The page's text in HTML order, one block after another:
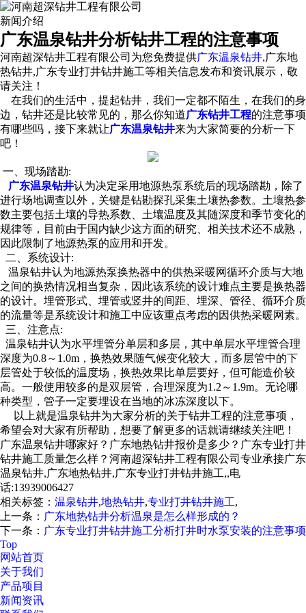
新闻介绍
广东温泉钻井分析钻井工程的注意事项
河南超深钻井工程有限公司为您免费提供广东温泉钻井,广东地
热钻井,广东专业打井钻井施工等相关信息发布和资讯展示，敬
请关注！
在我们的生活中，提起钻井，我们一定都不陌生，在我们的身
边，钻井还是比较常见的，那么你知道广东钻井工程的注意事项
有哪些吗，接下来就让广东温泉钻井来为大家简要的分析一下
吧！
一、现场踏勘:
广东温泉钻井认为决定采用地源热泵系统后的现场踏勘，除了
进行场地调查以外，关键是钻勘探孔采集土壤热参数。土壤热参
数主要包括土壤的导热系数、土壤温度及其随深度和季节变化的
规律等，目前由于国内缺少这方面的研究、相关技术还不成熟，
因此限制了地源热泵的应用和开发。
二、系统设计:
温泉钻井认为地源热泵换热器中的供热采暖网循环介质与大地
之间的换热情况相当复杂，因此该系统的设计难点主要是换热器
的设计。埋管形式、埋管或竖井的间距、埋深、管径、循环介质
的流量等是系统设计和施工中应该重点考虑的因供热采暖网素。
三、注意点:
温泉钻井认为水平埋管分单层和多层，其中单层水平埋管合理
深度为0.8～1.0m，换热效果随气候变化较大，而多层管中的下
层管处于较低的温度场，换热效果比单层要好，但可能造价较
高。一般使用较多的是双层管，合理深度为1.2～1.9m。无论哪
种类型，管子一定要埋设在当地的冰冻深度以下。
以上就是温泉钻井为大家分析的关于钻井工程的注意事项，
希望会对大家有所帮助，想要了解更多的话就请继续关注吧！
广东温泉钻井哪家好？广东地热钻井报价是多少？广东专业打井
钻井施工质量怎么样？河南超深钻井工程有限公司专业承接广东
温泉钻井,广东地热钻井,广东专业打井钻井施工,,电
话:13939006427
相关标签： 温泉钻井,地热钻井,专业打井钻井施工,
上一条： 广东地热钻井分析温泉是怎么样形成的？
下一条： 广东专业打井钻井施工分析打井时水泵安装的注意事项
Top
网站首页
关于我们
产品项目
新闻资讯